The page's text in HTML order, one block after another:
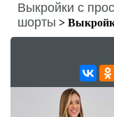
Выкройки с
шорты >